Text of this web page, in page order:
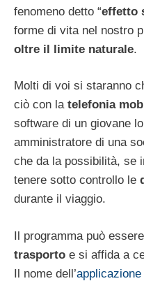
fenomeno detto “effetto
forme di vita nel nostro
oltre il limite naturale.
Molti di voi si staranno
ciò con la telefonia
software di un giovane
amministratore di una
che da la possibilità, se
tenere sotto controllo le
durante il viaggio.
Il programma può essere
trasporto e si affida a
Il nome dell’applicazione